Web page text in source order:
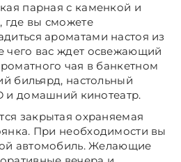
парная с каменкой и
вы сможете
ароматами настоя из
чего вас ждет освежающий
чая в банкетном
бильярд, настольный
и домашний кинотеатр.
закрытая охраняемая
При необходимости вы
автомобиль. Желающие